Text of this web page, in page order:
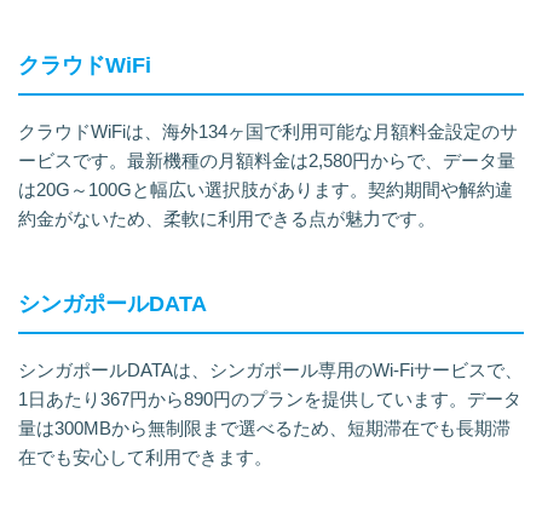
クラウドWiFi
クラウドWiFiは、海外134ヶ国で利用可能な月額料金設定のサ
ービスです。最新機種の月額料金は2,580円からで、データ量
は20G～100Gと幅広い選択肢があります。契約期間や解約違
約金がないため、柔軟に利用できる点が魅力です。
シンガポールDATA
シンガポールDATAは、シンガポール専用のWi-Fiサービスで、
1日あたり367円から890円のプランを提供しています。データ
量は300MBから無制限まで選べるため、短期滞在でも長期滞
在でも安心して利用できます。